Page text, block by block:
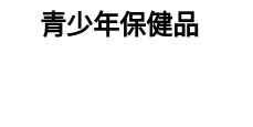
青少年保健品